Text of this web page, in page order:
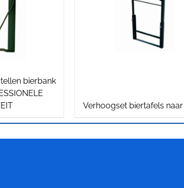
bierbank
Verhoogset biertafels naar